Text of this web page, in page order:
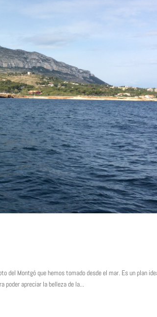
del Montgó que hemos tomado desde el mar. Es un plan
poder apreciar la belleza de la...